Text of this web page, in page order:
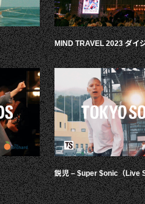
MIND TRAVEL 2023 ダイ
鋭児 – $uper $onic（Live